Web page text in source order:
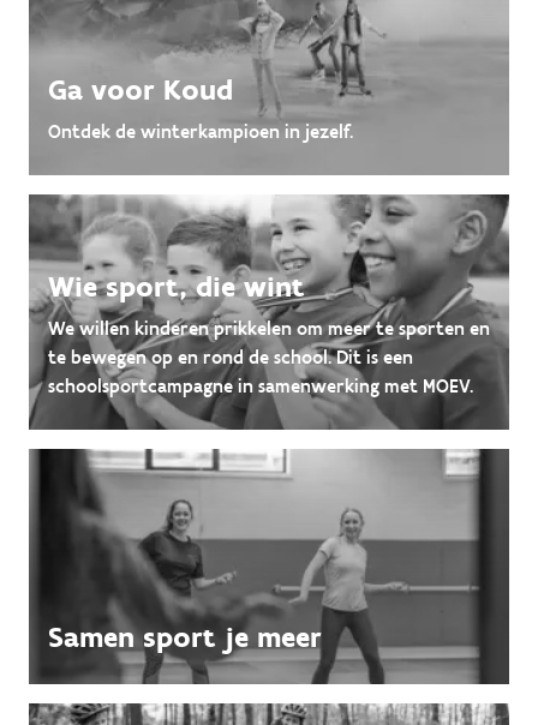
Ga voor Koud
Ontdek de winterkampioen in jezelf.
Wie sport, die wint
We willen kinderen prikkelen om meer te sporten en
te bewegen op en rond de school. Dit is een
schoolsportcampagne in samenwerking met MOEV.
Samen sport je meer